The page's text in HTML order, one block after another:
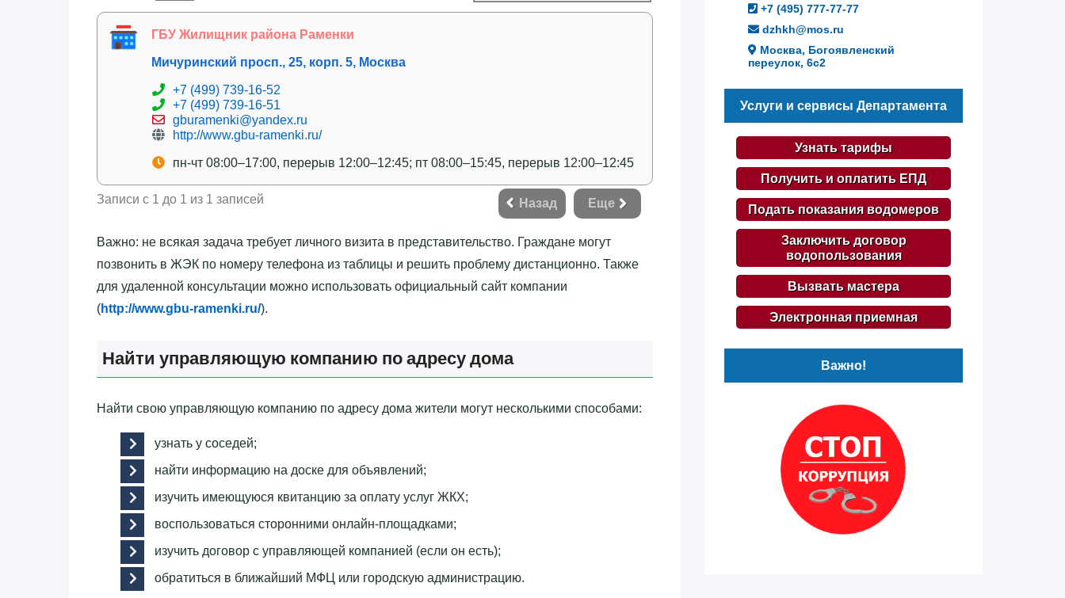
ГБУ Жилищник района Раменки
Мичуринский просп., 25, корп. 5, Москва
+7 (499) 739-16-52
+7 (499) 739-16-51
gburamenki@yandex.ru
http://www.gbu-ramenki.ru/
пн-чт 08:00–17:00, перерыв 12:00–12:45; пт 08:00–15:45, перерыв 12:00–12:45
Записи с 1 до 1 из 1 записей Назад Еще
Важно: не всякая задача требует личного визита в представительство. Граждане могут
позвонить в ЖЭК по номеру телефона из таблицы и решить проблему дистанционно. Также
для удаленной консультации можно использовать официальный сайт компании
(http://www.gbu-ramenki.ru/).
Найти управляющую компанию по адресу дома
Найти свою управляющую компанию по адресу дома жители могут несколькими способами:
узнать у соседей;
найти информацию на доске для объявлений;
изучить имеющуюся квитанцию за оплату услуг ЖКХ;
воспользоваться сторонними онлайн-площадками;
изучить договор с управляющей компанией (если он есть);
обратиться в ближайший МФЦ или городскую администрацию.
+7 (495) 777-77-77
dzhkh@mos.ru
Москва, Богоявленский
переулок, 6с2
Услуги и сервисы Департамента
Узнать тарифы
Получить и оплатить ЕПД
Подать показания водомеров
Заключить договор
водопользования
Вызвать мастера
Электронная приемная
Важно!